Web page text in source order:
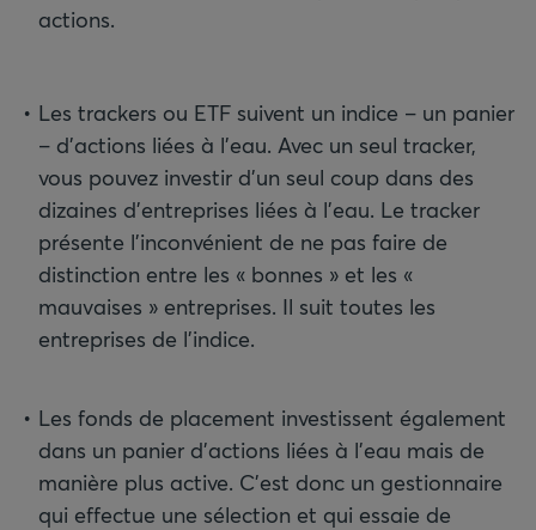
actions.
Les trackers ou ETF suivent un indice – un panier
– d’actions liées à l’eau. Avec un seul tracker,
vous pouvez investir d’un seul coup dans des
dizaines d’entreprises liées à l’eau. Le tracker
présente l’inconvénient de ne pas faire de
distinction entre les « bonnes » et les «
mauvaises » entreprises. Il suit toutes les
entreprises de l’indice.
Les fonds de placement investissent également
dans un panier d’actions liées à l’eau mais de
manière plus active. C’est donc un gestionnaire
qui effectue une sélection et qui essaie de